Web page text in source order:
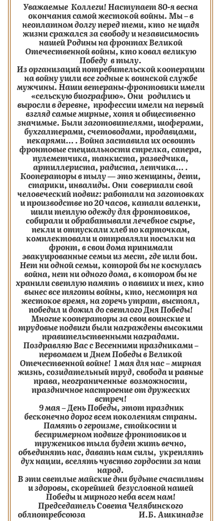
Уважаемые Коллеги! Наступает 80-я весна
окончания самой жестокой войны. Мы – в
неоплатном долгу перед теми, кто не щадя
жизни сражался за свободу и независимость
нашей Родины на фронтах Великой
Отечественной войны, кто ковал великую
Победу в тылу.
Из организаций потребительской кооперации
на войну ушли все годные к воинской службе
мужчины. Наши ветераны-фронтовики имели
«сельскую биографию». Они родились и
выросли в деревне, профессии имели на первый
взгляд самые мирные, хотя и общественно
значимые. Были заготовителями, шоферами,
бухгалтерами, счетоводами, продавцами,
пекарями… . Война заставила их освоить
фронтовые специальности стрелка, сапера,
пулеметчика, танкиста, разведчика,
артиллериста, радиста, летчика… .
Кооператоры в тылу — это женщины, дети,
старики, инвалиды. Они совершали свой
человеческий подвиг: работали на заготовках
и производстве по 20 часов, катали валенки,
шили теплую одежду для фронтовиков,
собирали и обрабатывали лечебное сырье,
пекли и отпускали хлеб по карточкам,
комплектовали и отправляли посылки на
фронт, в свои дома принимали
эвакуированные семьи из мест, где шли бои.
Нет ни одной семьи, которой бы не коснулась
война, нет ни одного дома, в котором бы не
хранили светлую память о павших и тех, кто
вынес все тяготы войны, кто, несмотря на
жестокое время, на горечь утрат, выстоял,
победил и дожил до светлого Дня Победы!
Многие кооператоры за свои воинские и
трудовые подвиги были награждены высокими
правительственными наградами.
Поздравляю Вас с Весенними праздниками –
первомаем и Днем Победы в Великой
Отечественной войне! 1 мая для нас – мирная
жизнь, созидательный труд, свобода и равные
права, неограниченные возможности,
праздничное настроение от дружеских
встреч!
9 мая – День Победы, этот праздник
бесконечно дорог всем поколениям страны.
Память о героизме, стойкости и
беспримерном подвиге фронтовиков и
тружеников тыла будет жить вечно,
объединять нас, давать нам силы, укреплять
дух нации, вселять чувство гордости за наш
народ.
В эти светлые майские дни будьте счастливы
и здоровы, скорейшей безусловной нашей
Победы и мирного неба всем нам!
Председатель СоветаЧелябинского
облпотребсоюза И.Б. Ашкинадзе